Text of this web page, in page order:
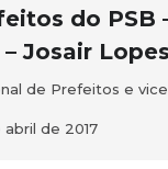
do PSB
Josair Lopes
de Prefeitos e
abril de 2017